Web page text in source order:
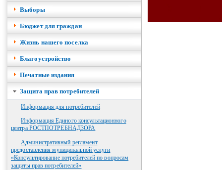
Выборы
Бюджет для граждан
Жизнь нашего поселка
Благоустройство
Печатные издания
Защита прав потребителей
Информация для потребителей
Информация Единого консультационного
центра РОСТПОТРЕБНАДЗОРА
Административный регламент
предоставления муниципальной услуги
«Консультирование потребителей по вопросам
защиты прав потребителей»